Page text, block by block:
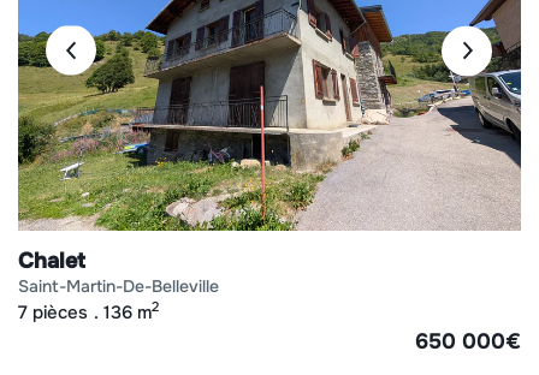
Chalet
saint-martin-de-belleville
7 pièces 136 m2
650 000€